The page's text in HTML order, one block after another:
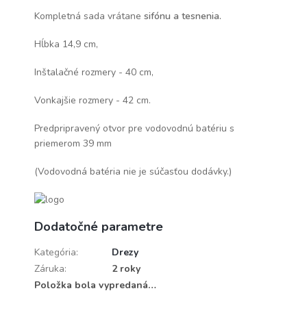
Kompletná sada vrátane sifónu a tesnenia.
Hĺbka 14,9 cm,
Inštalačné rozmery - 40 cm,
Vonkajšie rozmery - 42 cm.
Predpripravený otvor pre vodovodnú batériu s
priemerom 39 mm
(Vodovodná batéria nie je súčasťou dodávky.)
Dodatočné parametre
Kategória:
Drezy
Záruka:
2 roky
Položka bola vypredaná…